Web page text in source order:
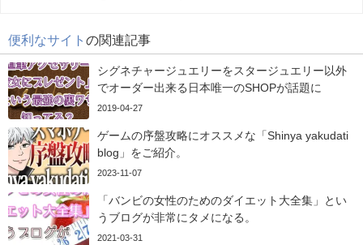
便利なサイト の関連記事
シグネチャージュエリーをスタージュエリー以外
でオーダー出来る日本唯一のSHOPが話題に
2019-04-27
ゲームの序盤攻略にオススメな「Shinya yakudati
blog」をご紹介。
2023-11-07
「バンビの女性のためのダイエット大全集」とい
うブログが非常にタメになる。
2021-03-31